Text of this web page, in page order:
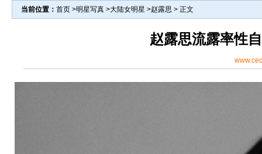
当前位置： 首页 >明星写真 >大陆女明星 >赵露思 > 正文
赵露思流露率性